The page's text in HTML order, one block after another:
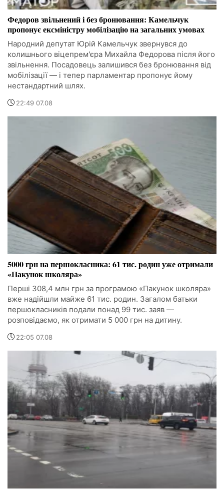
Федоров звільнений і без бронювання: Камельчук
пропонує ексміністру мобілізацію на загальних умовах
Народний депутат Юрій Камельчук звернувся до
колишнього віцепрем'єра Михайла Федорова після його
звільнення. Посадовець залишився без бронювання від
мобілізації — і тепер парламентар пропонує йому
нестандартний шлях.
22:49 07.08
5000 грн на першокласника: 61 тис. родин уже отримали
«Пакунок школяра»
Перші 308,4 млн грн за програмою «Пакунок школяра»
вже надійшли майже 61 тис. родин. Загалом батьки
першокласників подали понад 99 тис. заяв —
розповідаємо, як отримати 5 000 грн на дитину.
22:05 07.08